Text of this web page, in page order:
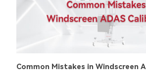
Common Mistakes in Windscreen